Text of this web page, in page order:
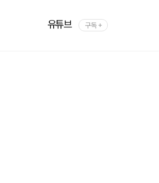
유튜브 구독 +